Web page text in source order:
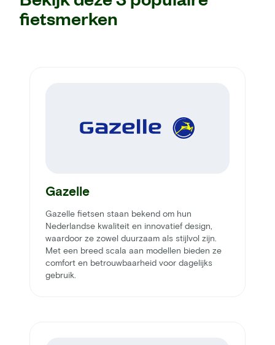
fietsmerken
Gazelle
Gazelle fietsen staan bekend om hun
Nederlandse kwaliteit en innovatief design,
waardoor ze zowel duurzaam als stijlvol zijn.
Met een breed scala aan modellen bieden ze
comfort en betrouwbaarheid voor dagelijks
gebruik.